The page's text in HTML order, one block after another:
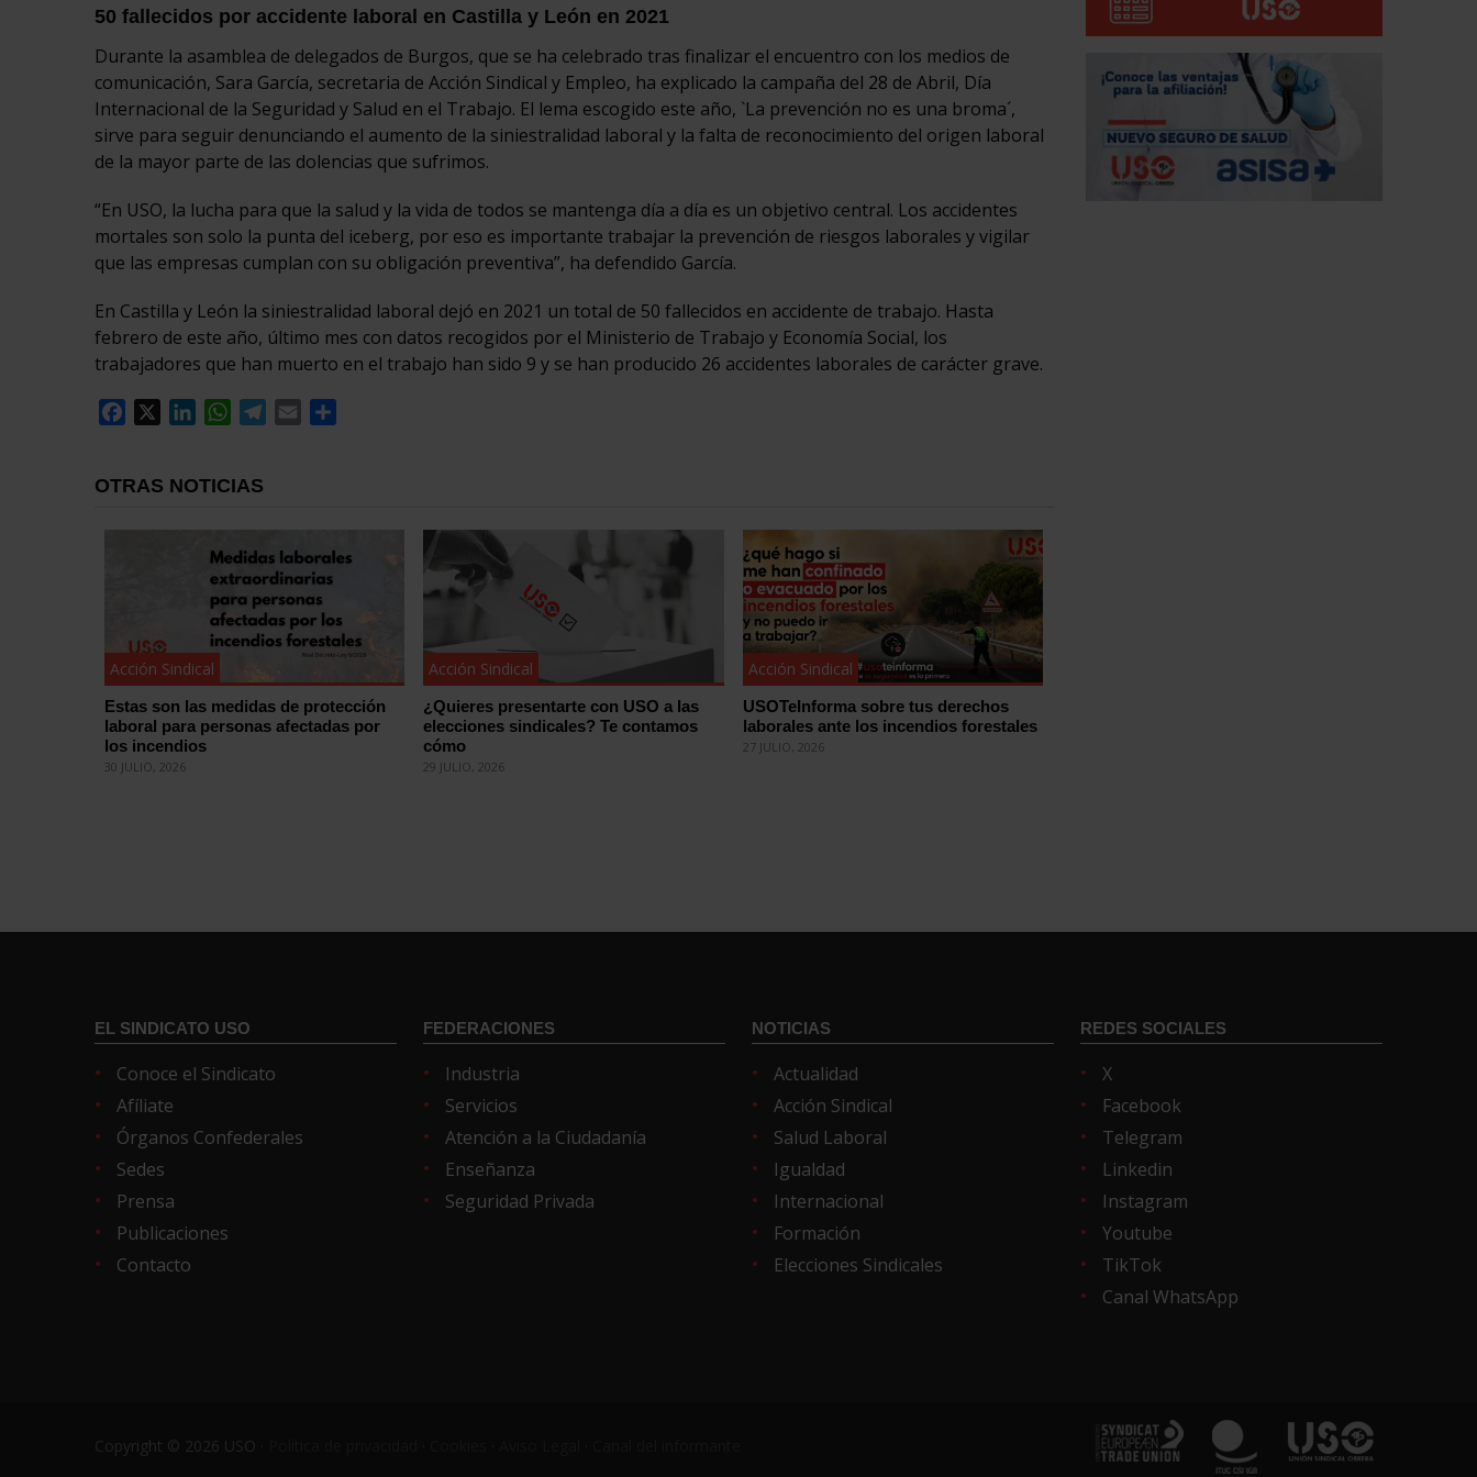
50 fallecidos por accidente laboral en Castilla y León en 2021
Durante la asamblea de delegados de Burgos, que se ha celebrado tras finalizar el encuentro con los medios de
comunicación, Sara García, secretaria de Acción Sindical y Empleo, ha explicado la campaña del 28 de Abril, Día
Internacional de la Seguridad y Salud en el Trabajo. El lema escogido este año, `La prevención no es una broma´,
sirve para seguir denunciando el aumento de la siniestralidad laboral y la falta de reconocimiento del origen laboral
de la mayor parte de las dolencias que sufrimos.
“En USO, la lucha para que la salud y la vida de todos se mantenga día a día es un objetivo central. Los accidentes
mortales son solo la punta del iceberg, por eso es importante trabajar la prevención de riesgos laborales y vigilar
que las empresas cumplan con su obligación preventiva”, ha defendido García.
En Castilla y León la siniestralidad laboral dejó en 2021 un total de 50 fallecidos en accidente de trabajo. Hasta
febrero de este año, último mes con datos recogidos por el Ministerio de Trabajo y Economía Social, los
trabajadores que han muerto en el trabajo han sido 9 y se han producido 26 accidentes laborales de carácter grave.
Facebook
LinkedInWhatsApp
Telegram
Email
OTRAS NOTICIAS
Acción Sindical
Estas son las medidas de protección
laboral para personas afectadas por
los incendios
30 JULIO, 2026
Acción Sindical
¿Quieres presentarte con USO a las
elecciones sindicales? Te contamos
cómo
29 JULIO, 2026
Acción Sindical
USOTeInforma sobre tus derechos
laborales ante los incendios forestales
27 JULIO, 2026
EL SINDICATO USO
Conoce el Sindicato
Afíliate
Órganos Confederales
Sedes
Prensa
Publicaciones
Contacto
FEDERACIONES
Industria
Servicios
Atención a la Ciudadanía
Enseñanza
Seguridad Privada
NOTICIAS
Actualidad
Acción Sindical
Salud Laboral
Igualdad
Internacional
Formación
Elecciones Sindicales
REDES SOCIALES
X
Facebook
Telegram
Linkedin
Instagram
Youtube
TikTok
Canal WhatsApp
Copyright © 2026 USO ·